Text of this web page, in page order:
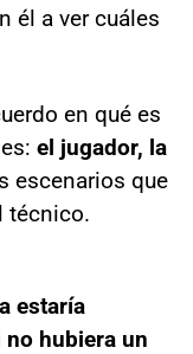
él a ver cuáles
en qué es
el jugador, la
escenarios que
técnico.
estaría
hubiera un